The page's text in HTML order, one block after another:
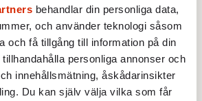
behandlar din personliga data,
och använder teknologi såsom
och få tillgång till information på din
personliga annonser och
innehållsmätning, åskådarinsikter
Du kan själv välja vilka som får
om den lågbegåvade
i Filipstad
islamistdådet oroar sig
Wold